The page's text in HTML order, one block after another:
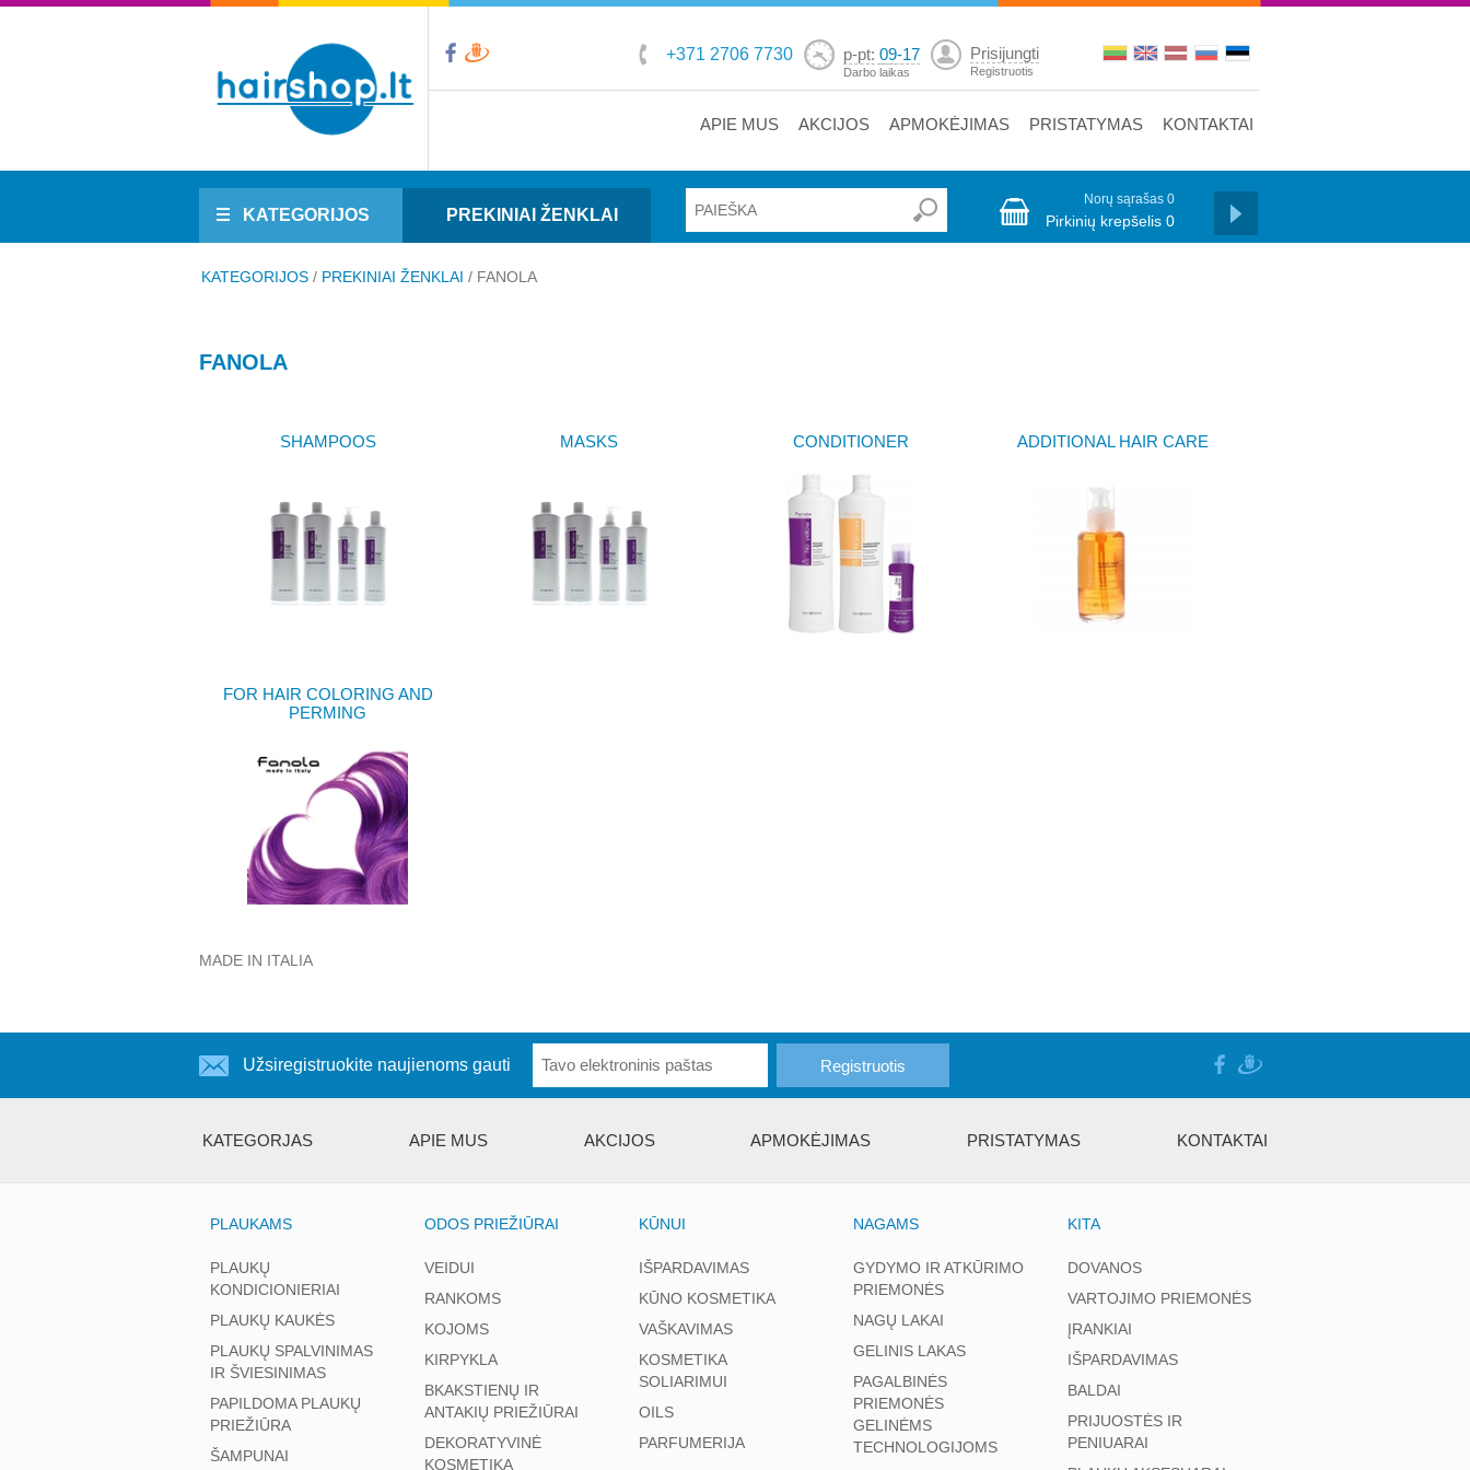
+371 2706 7730 p-pt: 09-17
Darbo laikas
Prisijungti
Registruotis
APIE MUS AKCIJOS APMOKĖJIMAS PRISTATYMAS KONTAKTAI
KATEGORIJOS PREKINIAI ŽENKLAI
Norų sąrašas 0
Pirkinių krepšelis 0
KATEGORIJOS / PREKINIAI ŽENKLAI / FANOLA
FANOLA
SHAMPOOS MASKS CONDITIONER ADDITIONAL HAIR CARE
FOR HAIR COLORING AND
PERMING
MADE IN ITALIA
Užsiregistruokite naujienoms gauti
KATEGORJAS APIE MUS AKCIJOS APMOKĖJIMAS PRISTATYMAS KONTAKTAI
PLAUKAMS
PLAUKŲ
KONDICIONIERIAI
PLAUKŲ KAUKĖS
PLAUKŲ SPALVINIMAS
IR ŠVIESINIMAS
PAPILDOMA PLAUKŲ
PRIEŽIŪRA
ŠAMPUNAI
ODOS PRIEŽIŪRAI
VEIDUI
RANKOMS
KOJOMS
KIRPYKLA
BKAKSTIENŲ IR
ANTAKIŲ PRIEŽIŪRAI
DEKORATYVINĖ
KOSMETIKA
KŪNUI
IŠPARDAVIMAS
KŪNO KOSMETIKA
VAŠKAVIMAS
KOSMETIKA
SOLIARIMUI
OILS
PARFUMERIJA
NAGAMS
GYDYMO IR ATKŪRIMO
PRIEMONĖS
NAGŲ LAKAI
GELINIS LAKAS
PAGALBINĖS
PRIEMONĖS
GELINĖMS
TECHNOLOGIJOMS
KITA
DOVANOS
VARTOJIMO PRIEMONĖS
ĮRANKIAI
IŠPARDAVIMAS
BALDAI
PRIJUOSTĖS IR
PENIUARAI